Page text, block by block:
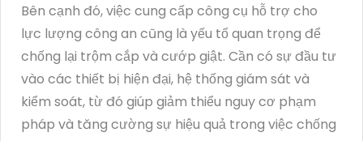
Bên cạnh đó, việc cung cấp công cụ hỗ trợ cho
lực lượng công an cũng là yếu tố quan trọng để
chống lại trộm cắp và cướp giật. Cần có sự đầu tư
vào các thiết bị hiện đại, hệ thống giám sát và
kiểm soát, từ đó giúp giảm thiểu nguy cơ phạm
pháp và tăng cường sự hiệu quả trong việc chống